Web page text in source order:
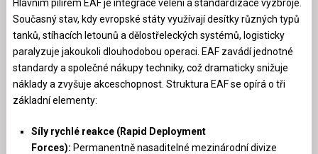
Hlavním pilířem EAF je integrace velení a standardizace výzbroje.
Současný stav, kdy evropské státy využívají desítky různých typů
tanků, stíhacích letounů a dělostřeleckých systémů, logisticky
paralyzuje jakoukoli dlouhodobou operaci. EAF zavádí jednotné
standardy a společné nákupy techniky, což dramaticky snižuje
náklady a zvyšuje akceschopnost. Struktura EAF se opírá o tři
základní elementy:
Síly rychlé reakce (Rapid Deployment
Forces): Permanentně nasaditelné mezinárodní divize